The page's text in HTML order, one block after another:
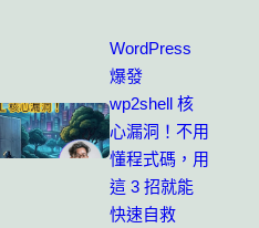
WordPress
爆發
wp2shell 核
心漏洞！不用
懂程式碼，用
這 3 招就能
快速自救